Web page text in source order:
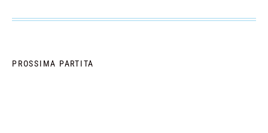
PROSSIMA PARTITA